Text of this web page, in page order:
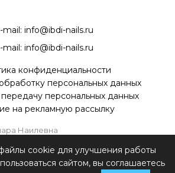
mail: info@ibdi-nails.ru
mail: info@ibdi-nails.ru
конфиденциальности
персональных данных
персональных данных
на рекламную рассылку
Наилевна
cookie для улучшения работы
сайтом, вы соглашаетесь